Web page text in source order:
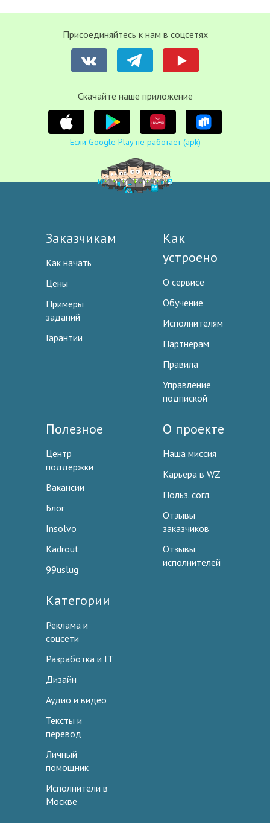
Присоединяйтесь к нам в соцсетях
Cкачайте наше приложение
Если Google Play не работает (apk)
Заказчикам
Как начать
Цены
Примеры
заданий
Гарантии
Как
устроено
О сервисе
Обучение
Исполнителям
Партнерам
Правила
Управление
подпиской
Полезное
Центр
поддержки
Вакансии
Блог
Insolvo
Kadrout
99uslug
О проекте
Наша миссия
Карьера в WZ
Польз. согл.
Отзывы
заказчиков
Отзывы
исполнителей
Категории
Реклама и
соцсети
Разработка и IT
Дизайн
Аудио и видео
Тексты и
перевод
Личный
помощник
Исполнители в
Москве